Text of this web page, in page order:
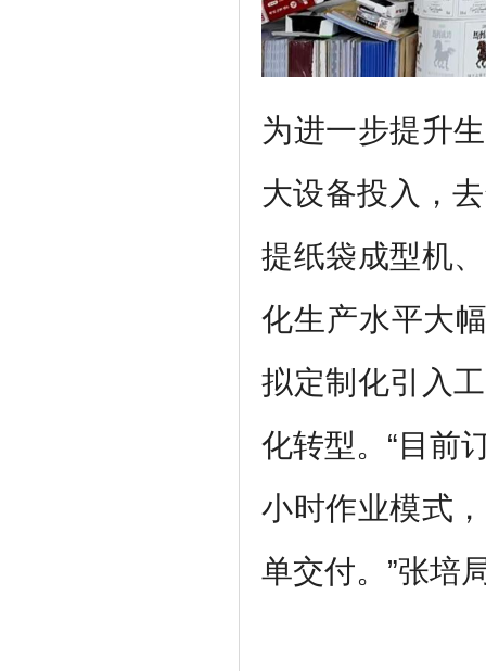
为进一步提升
大设备投入，
提纸袋成型机
化生产水平大
拟定制化引入
化转型。“目前
小时作业模式
单交付。”张培